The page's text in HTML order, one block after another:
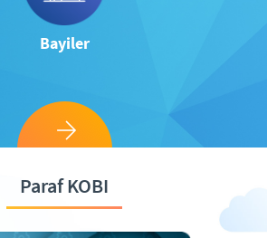
Bayiler
Paraf KOBI